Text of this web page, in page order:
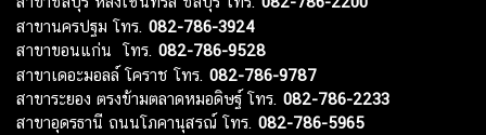
สาขานครปฐม โทร. 082-786-3924
สาขาขอนแก่น โทร. 082-786-9528
สาขาเดอะมอลล์ โคราช โทร. 082-786-9787
สาขาระยอง ตรงข้ามตลาดหมอดิษฐ์ โทร. 082-786-2233
สาขาอุดรธานี ถนนโภคานุสรณ์ โทร. 082-786-5965